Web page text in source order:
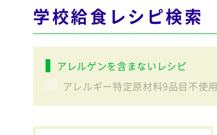
学校給食レシピ検索
アレルゲンを含まないレシピ
アレルギー特定原材料9品目不使用